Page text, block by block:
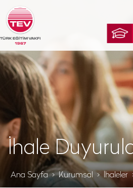
İhale
Ana Sayfa Kurumsal İhaleler